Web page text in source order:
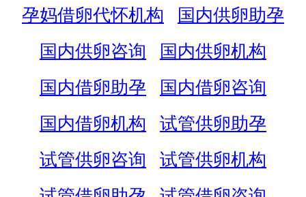
孕妈借卵代怀机构
国内供卵助孕
国内供卵咨询
国内供卵机构
国内借卵助孕
国内借卵咨询
国内借卵机构
试管供卵助孕
试管供卵咨询
试管供卵机构